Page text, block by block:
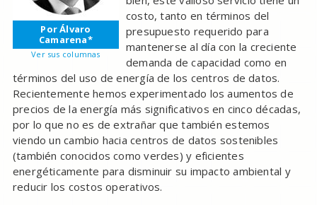
Por Álvaro
Camarena*
Ver sus columnas
costo, tanto en términos del
presupuesto requerido para
mantenerse al día con la creciente
demanda de capacidad como en
términos del uso de energía de los centros de datos.
Recientemente hemos experimentado los aumentos de
precios de la energía más significativos en cinco décadas,
por lo que no es de extrañar que también estemos
viendo un cambio hacia centros de datos sostenibles
(también conocidos como verdes) y eficientes
energéticamente para disminuir su impacto ambiental y
reducir los costos operativos.